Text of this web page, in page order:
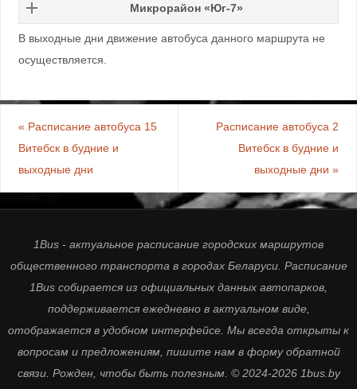
Микрорайон «Юг-7»
В выходные дни движение автобуса данного маршрута не
осуществляется.
« Расписание автобуса 15
Витебск в будние и
выходные дни
Расписание автобуса 2
Витебск в будние и
выходные дни»
1Bus - актуальное расписание городских маршрутов
общественного транспорта в городах Беларуси. Расписание
1Bus собирается из официальных данных автопарков,
поддерживается ежедневно в актуальном виде,
отображается в удобном интерфейсе. Мы всегда открыты к
вопросам и предложениям, пишите нам в форму обратной
связи. Рожден, чтобы быть полезным. © 2024-2026 1bus.by